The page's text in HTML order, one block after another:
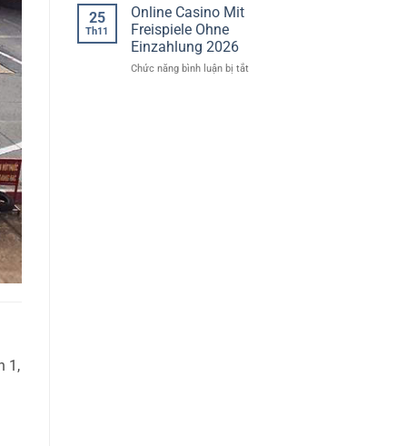
1,
Deutschland
25
Th11
Online Casino Mit
Freispiele Ohne
Einzahlung 2026
Chức năng bình luận bị tắtở